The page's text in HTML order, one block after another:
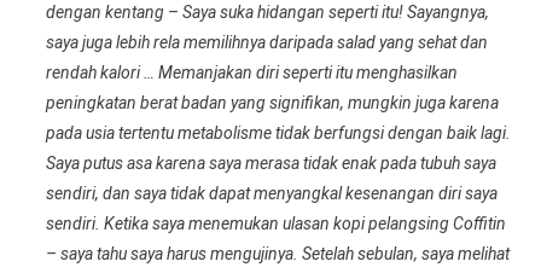
dengan kentang – Saya suka hidangan seperti itu! Sayangnya,
saya juga lebih rela memilihnya daripada salad yang sehat dan
rendah kalori … Memanjakan diri seperti itu menghasilkan
peningkatan berat badan yang signifikan, mungkin juga karena
pada usia tertentu metabolisme tidak berfungsi dengan baik lagi.
Saya putus asa karena saya merasa tidak enak pada tubuh saya
sendiri, dan saya tidak dapat menyangkal kesenangan diri saya
sendiri. Ketika saya menemukan ulasan kopi pelangsing Coffitin
– saya tahu saya harus mengujinya. Setelah sebulan, saya melihat